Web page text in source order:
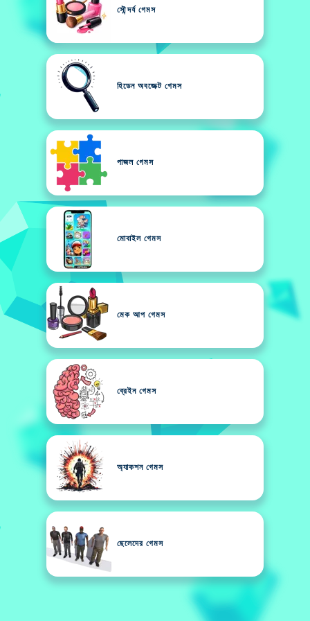
সৌন্দর্য গেমস
হিডেন অবজেক্ট গেমস
পাজল গেমস
মোবাইল গেমস
মেক আপ গেমস
ব্রেইন গেমস
অ্যাকশন গেমস
ছেলেদের গেমস